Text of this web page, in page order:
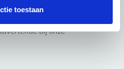
toestaan
bij onze